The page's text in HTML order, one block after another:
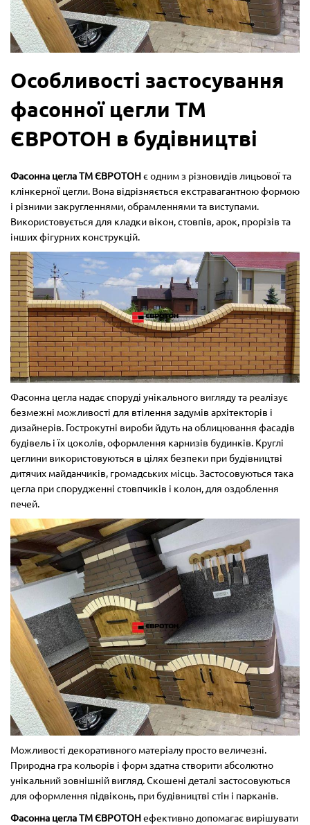
Особливості застосування
фасонної цегли ТМ
ЄВРОТОН в будівництві
Фасонна цегла ТМ ЄВРОТОНє одним з різновидів лицьової та
клінкерної цегли. Вона відрізняється екстравагантною формою
і різними закругленнями, обрамленнями та виступами.
Використовується для кладки вікон, стовпів, арок, прорізів та
інших фігурних конструкцій.
Фасонна цегла надає споруді унікального вигляду та реалізує
безмежні можливості для втілення задумів архітекторів і
дизайнерів. Гострокутні вироби йдуть на облицювання фасадів
будівель і їх цоколів, оформлення карнизів будинків. Круглі
цеглини використовуються в цілях безпеки при будівництві
дитячих майданчиків, громадських місць. Застосовуються така
цегла при спорудженні стовпчиків і колон, для оздоблення
печей.
Можливості декоративного матеріалу просто величезні.
Природна гра кольорів і форм здатна створити абсолютно
унікальний зовнішній вигляд. Скошені деталі застосовуються
для оформлення підвіконь, при будівництві стін і парканів.
Фасонна цегла ТМ ЄВРОТОНефективно допомагає вирішувати